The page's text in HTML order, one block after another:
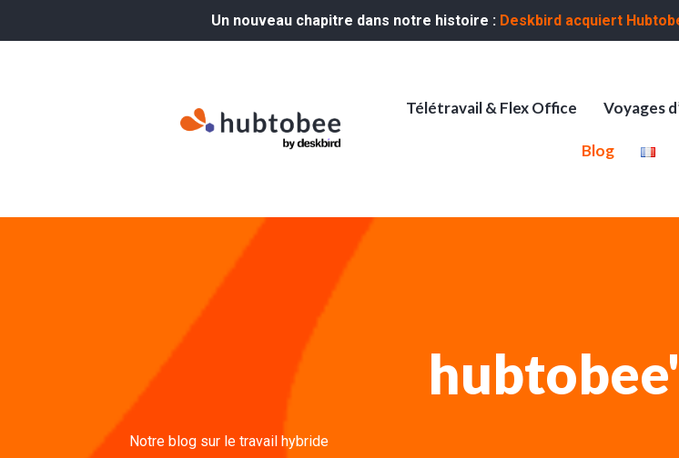
Un nouveau chapitre dans notre histoire : Deskbird acquiert
Télétravail & Flex Office Voyages
Blog
Notre blog sur le travail hybride